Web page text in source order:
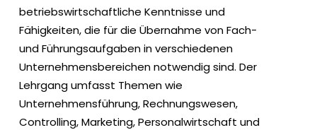
betriebswirtschaftliche Kenntnisse und
Fähigkeiten, die für die Übernahme von Fach-
und Führungsaufgaben in verschiedenen
Unternehmensbereichen notwendig sind. Der
Lehrgang umfasst Themen wie
Unternehmensführung, Rechnungswesen,
Controlling, Marketing, Personalwirtschaft und